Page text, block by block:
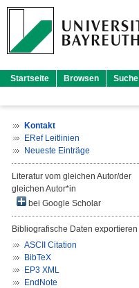
Startseite Browsen Suche
Kontakt
ERef Leitlinien
Neueste Einträge
Literatur vom gleichen Autor/der
gleichen Autor*in
bei Google Scholar
Bibliografische Daten exportieren
ASCII Citation
BibTeX
EP3 XML
EndNote